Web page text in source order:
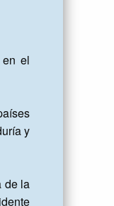
el
y
de la